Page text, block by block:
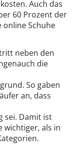
Auch das
60 Prozent der
online Schuhe
neben den
die
So gaben
an, dass
sei. Damit ist
wichtiger, als in